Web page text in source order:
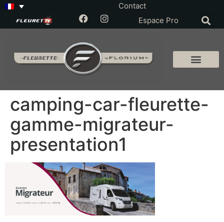
Contact
Espace Pro
camping-car-fleurette-
gamme-migrateur-
presentation1